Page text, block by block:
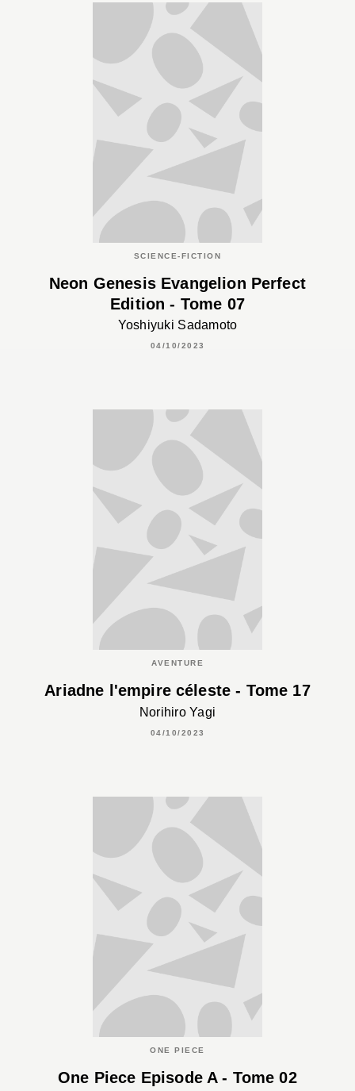
SCIENCE-FICTION
Neon Genesis Evangelion Perfect
Edition - Tome 07
Yoshiyuki Sadamoto
04/10/2023
AVENTURE
Ariadne l'empire céleste - Tome 17
Norihiro Yagi
04/10/2023
ONE PIECE
One Piece Episode A - Tome 02